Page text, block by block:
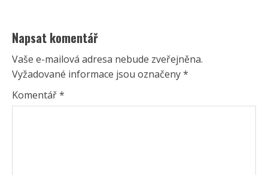
Napsat komentář
Vaše e-mailová adresa nebude zveřejněna.
Vyžadované informace jsou označeny*
Komentář*